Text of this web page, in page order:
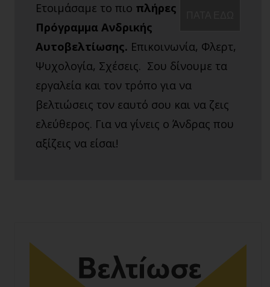
Ετοιμάσαμε το πιο πλήρες
Πρόγραμμα Ανδρικής
Αυτοβελτίωσης. Επικοινωνία, Φλερτ,
Ψυχολογία, Σχέσεις. Σου δίνουμε τα
εργαλεία και τον τρόπο για να
βελτιώσεις τον εαυτό σου και να ζεις
ελεύθερος. Για να γίνεις ο Άνδρας που
αξίζεις να είσαι!